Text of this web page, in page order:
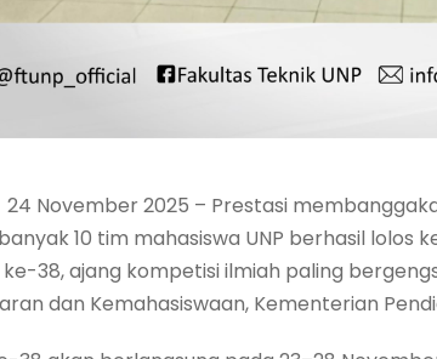
24 November 2025 – Prestasi
10 tim mahasiswa UNP berhasil lolos
ke-38, ajang kompetisi ilmiah paling
dan Kemahasiswaan, Kementerian